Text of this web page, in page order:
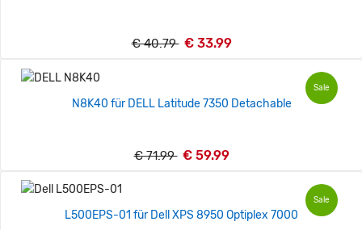
€ 40.79 € 33.99
Sale
N8K40 für DELL Latitude 7350 Detachable
€ 71.99 € 59.99
Sale
L500EPS-01 für Dell XPS 8950 Optiplex 7000